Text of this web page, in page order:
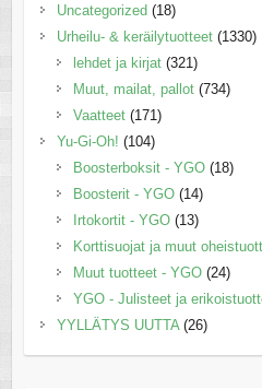
Uncategorized (18)
Urheilu- & keräilytuotteet (1330)
lehdet ja kirjat (321)
Muut, mailat, pallot (734)
Vaatteet (171)
Yu-Gi-Oh! (104)
Boosterboksit - YGO (18)
Boosterit - YGO (14)
Irtokortit - YGO (13)
Korttisuojat ja muut
Muut tuotteet - YGO (24)
YGO - Julisteet ja
YYLLÄTYS UUTTA (26)